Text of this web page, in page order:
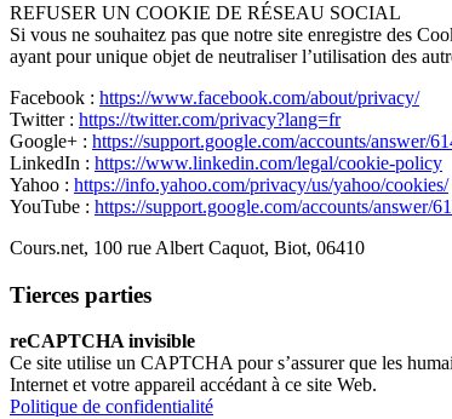
REFUSER UN COOKIE DE RÉSEAU SOCIAL
Si vous ne souhaitez pas que notre site enregistre des
ayant pour unique objet de neutraliser l’utilisation des
Facebook : https://www.facebook.com/about/privacy/
Twitter : https://twitter.com/privacy?lang=fr
Google+ : https://support.google.com/accounts/answer/
LinkedIn : https://www.linkedin.com/legal/cookie-policy
Yahoo : https://info.yahoo.com/privacy/us/yahoo/cookies/
YouTube : https://support.google.com/accounts/answer/
Cours.net, 100 rue Albert Caquot, Biot, 06410
Tierces parties
reCAPTCHA invisible
Ce site utilise un CAPTCHA pour s’assurer que les
Internet et votre appareil accédant à ce site Web.
Politique de confidentialité